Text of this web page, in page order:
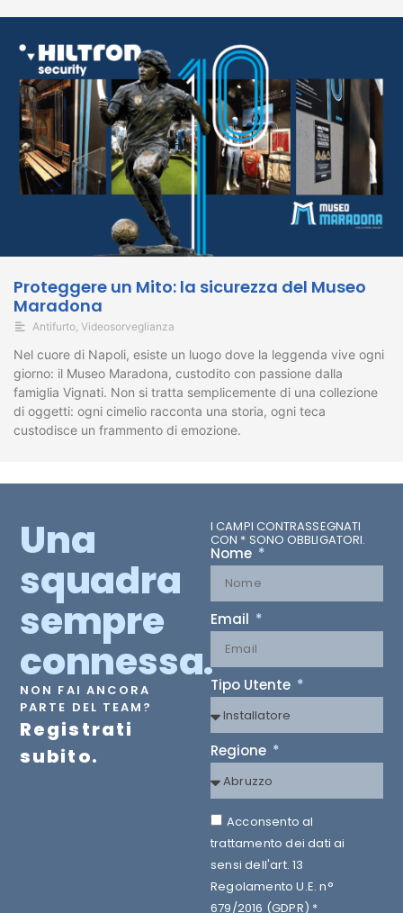
Proteggere un Mito: la sicurezza del Museo
Maradona
Antifurto, Videosorveglianza
Nel cuore di Napoli, esiste un luogo dove la leggenda vive ogni
giorno: il Museo Maradona, custodito con passione dalla
famiglia Vignati. Non si tratta semplicemente di una collezione
di oggetti: ogni cimelio racconta una storia, ogni teca
custodisce un frammento di emozione.
Una
squadra
sempre
connessa.
NON FAI ANCORA
PARTE DEL TEAM?
Registrati
subito.
I CAMPI CONTRASSEGNATI
CON * SONO OBBLIGATORI.
Nome
Email
Tipo Utente
Regione
Acconsento al
trattamento dei dati ai
sensi dell'art. 13
Regolamento U.E. n°
679/2016 (GDPR) *